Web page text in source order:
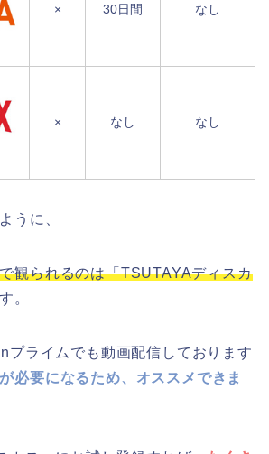
× 30日間 なし
× なし なし
うに、
観られるのは「TSUTAYAディスカ
。
プライムでも動画配信しております
必要になるため、オススメできま